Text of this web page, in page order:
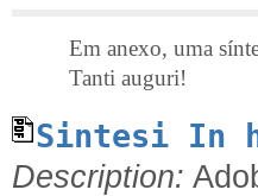
Em anexo, uma
Tanti auguri!
Sintesi In
Description: